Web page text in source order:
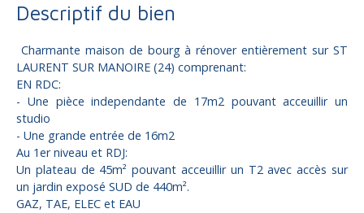
Descriptif du bien
Charmante maison de bourg à rénover entièrement sur ST
LAURENT SUR MANOIRE (24) comprenant:
EN RDC:
- Une pièce independante de 17m2 pouvant acceuillir un
studio
- Une grande entrée de 16m2
Au 1er niveau et RDJ:
Un plateau de 45m² pouvant acceuillir un T2 avec accès sur
un jardin exposé SUD de 440m².
GAZ, TAE, ELEC et EAU